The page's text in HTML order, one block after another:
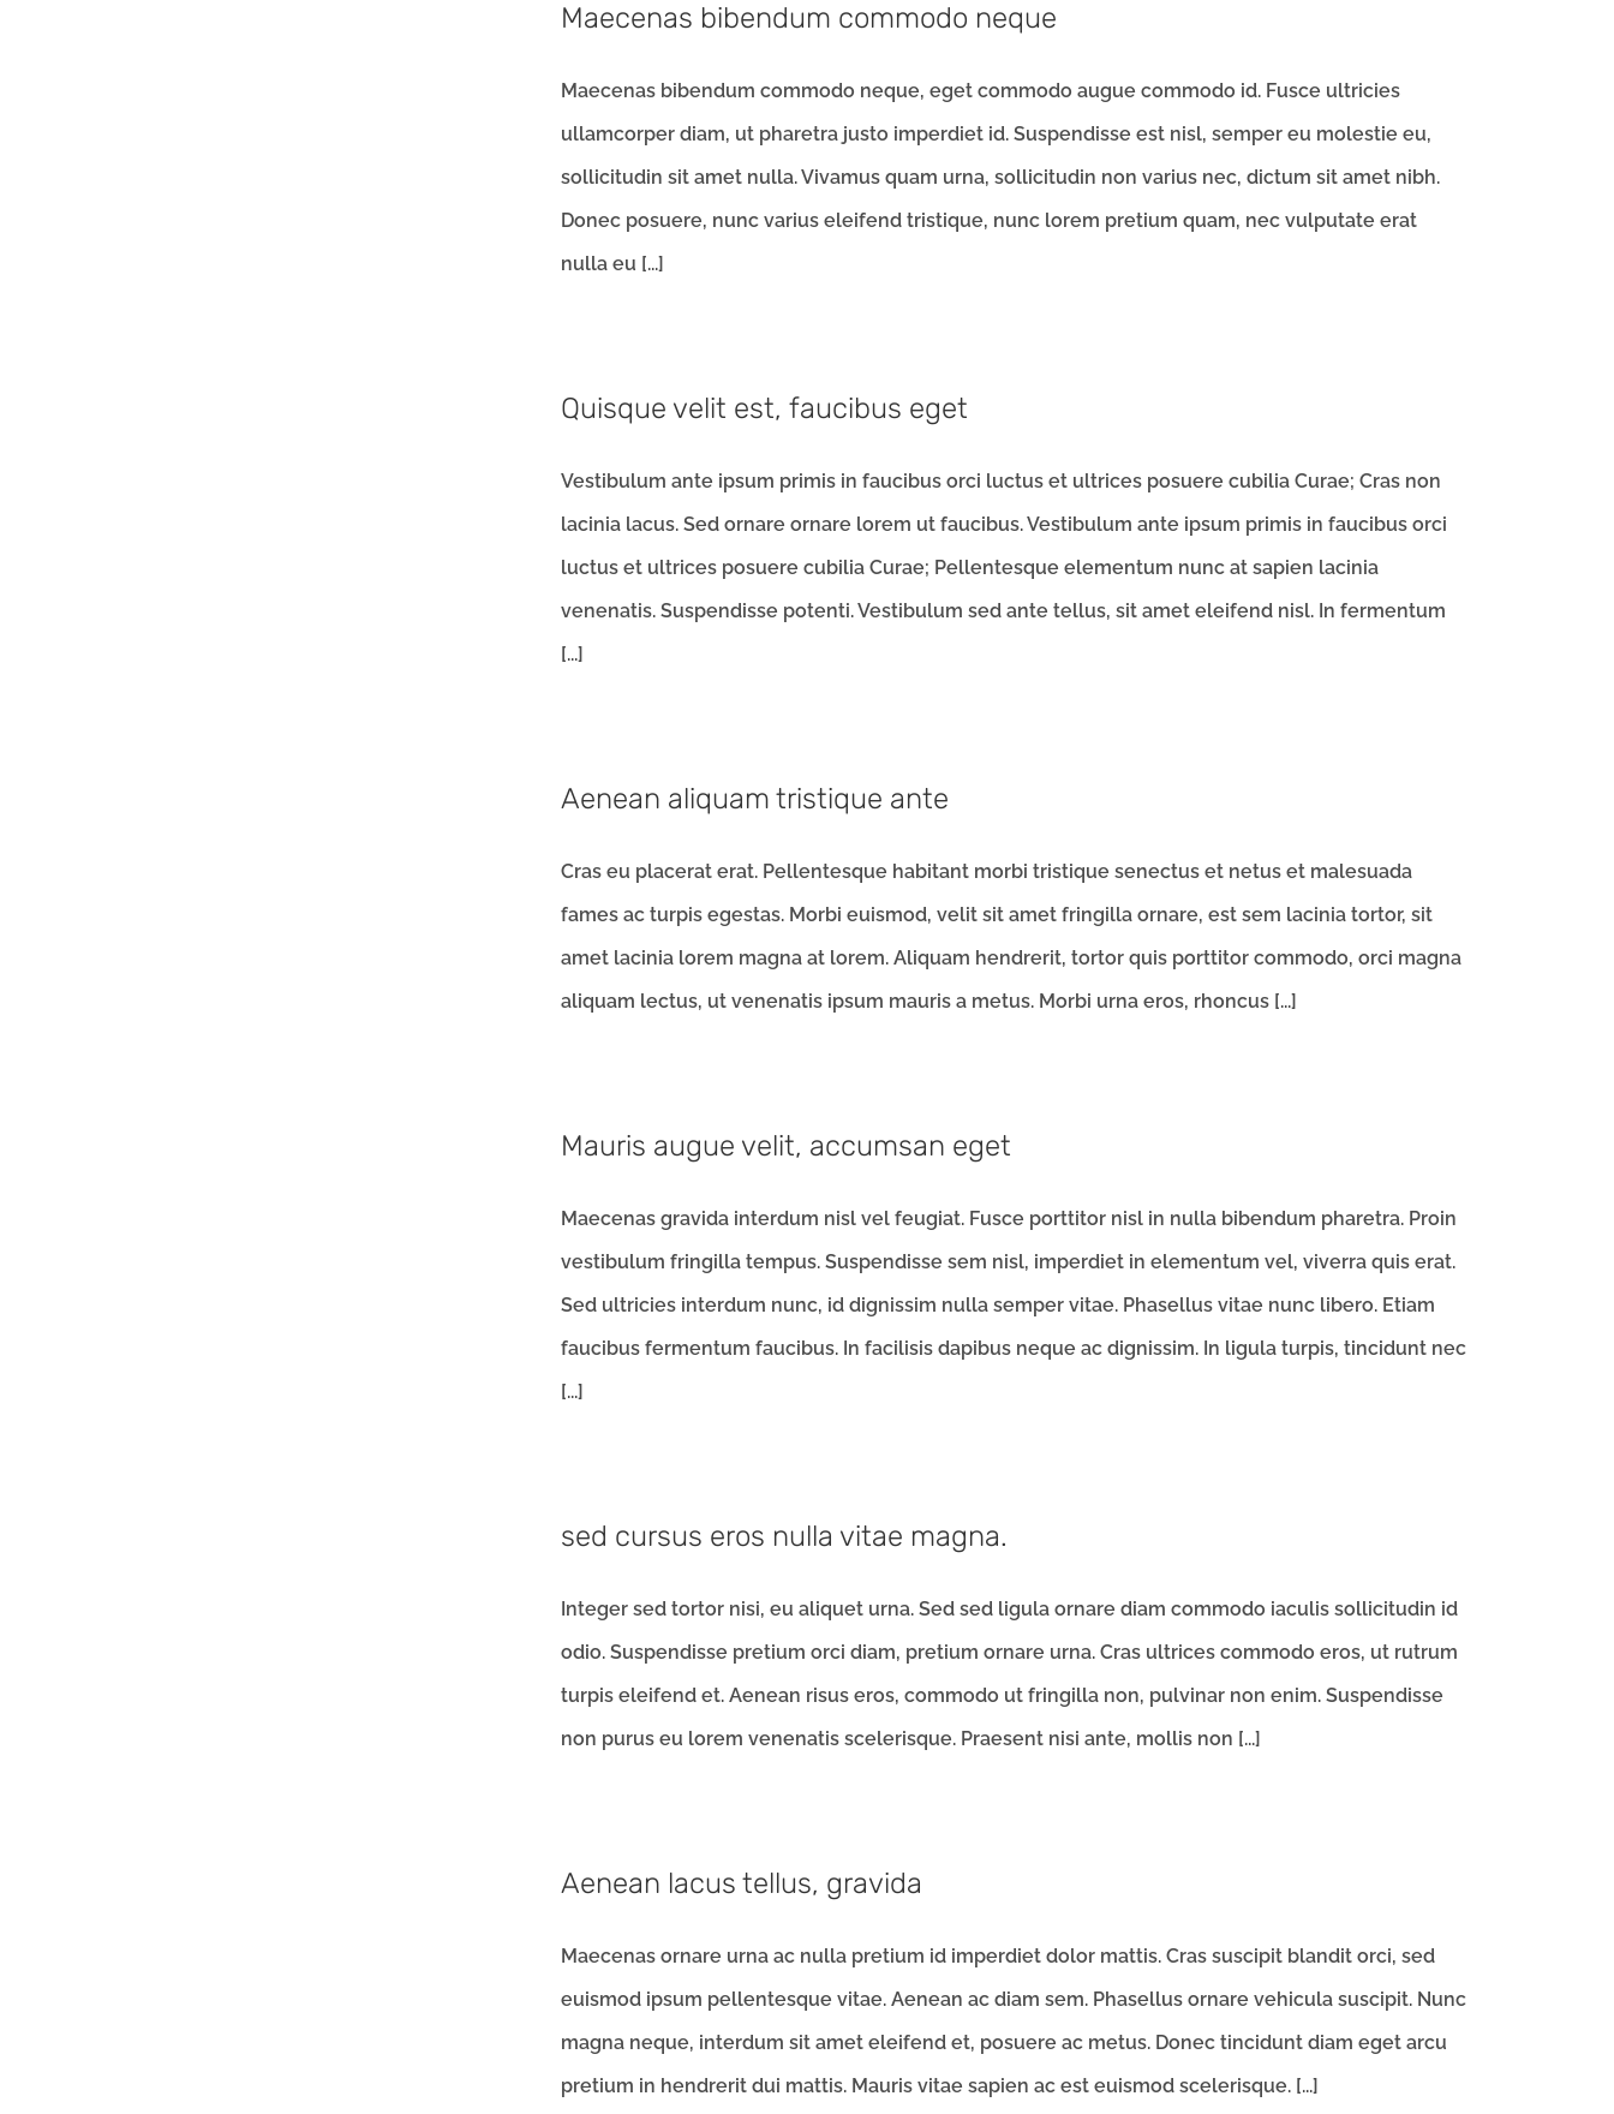
Maecenas bibendum commodo neque
Maecenas bibendum commodo neque, eget commodo augue commodo id. Fusce ultricies
ullamcorper diam, ut pharetra justo imperdiet id. Suspendisse est nisl, semper eu molestie eu,
sollicitudin sit amet nulla. Vivamus quam urna, sollicitudin non varius nec, dictum sit amet nibh.
Donec posuere, nunc varius eleifend tristique, nunc lorem pretium quam, nec vulputate erat
nulla eu [...]
Quisque velit est, faucibus eget
Vestibulum ante ipsum primis in faucibus orci luctus et ultrices posuere cubilia Curae; Cras non
lacinia lacus. Sed ornare ornare lorem ut faucibus. Vestibulum ante ipsum primis in faucibus orci
luctus et ultrices posuere cubilia Curae; Pellentesque elementum nunc at sapien lacinia
venenatis. Suspendisse potenti. Vestibulum sed ante tellus, sit amet eleifend nisl. In fermentum
[...]
Aenean aliquam tristique ante
Cras eu placerat erat. Pellentesque habitant morbi tristique senectus et netus et malesuada
fames ac turpis egestas. Morbi euismod, velit sit amet fringilla ornare, est sem lacinia tortor, sit
amet lacinia lorem magna at lorem. Aliquam hendrerit, tortor quis porttitor commodo, orci magna
aliquam lectus, ut venenatis ipsum mauris a metus. Morbi urna eros, rhoncus [...]
Mauris augue velit, accumsan eget
Maecenas gravida interdum nisl vel feugiat. Fusce porttitor nisl in nulla bibendum pharetra. Proin
vestibulum fringilla tempus. Suspendisse sem nisl, imperdiet in elementum vel, viverra quis erat.
Sed ultricies interdum nunc, id dignissim nulla semper vitae. Phasellus vitae nunc libero. Etiam
faucibus fermentum faucibus. In facilisis dapibus neque ac dignissim. In ligula turpis, tincidunt nec
[...]
sed cursus eros nulla vitae magna.
Integer sed tortor nisi, eu aliquet urna. Sed sed ligula ornare diam commodo iaculis sollicitudin id
odio. Suspendisse pretium orci diam, pretium ornare urna. Cras ultrices commodo eros, ut rutrum
turpis eleifend et. Aenean risus eros, commodo ut fringilla non, pulvinar non enim. Suspendisse
non purus eu lorem venenatis scelerisque. Praesent nisi ante, mollis non [...]
Aenean lacus tellus, gravida
Maecenas ornare urna ac nulla pretium id imperdiet dolor mattis. Cras suscipit blandit orci, sed
euismod ipsum pellentesque vitae. Aenean ac diam sem. Phasellus ornare vehicula suscipit. Nunc
magna neque, interdum sit amet eleifend et, posuere ac metus. Donec tincidunt diam eget arcu
pretium in hendrerit dui mattis. Mauris vitae sapien ac est euismod scelerisque. [...]